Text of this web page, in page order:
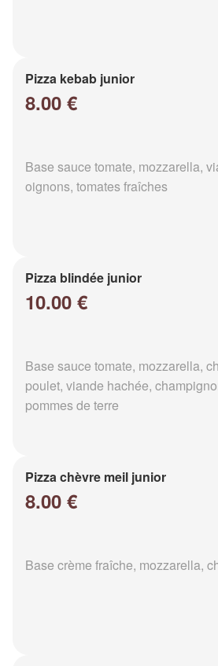
Pizza kebab junior
8.00 €
Base sauce tomate, mozzarella,
oignons, tomates fraîches
Pizza blindée junior
10.00 €
Base sauce tomate, mozzarella,
poulet, viande hachée,
pommes de terre
Pizza chèvre meil junior
8.00 €
Base crème fraîche, mozzarella,